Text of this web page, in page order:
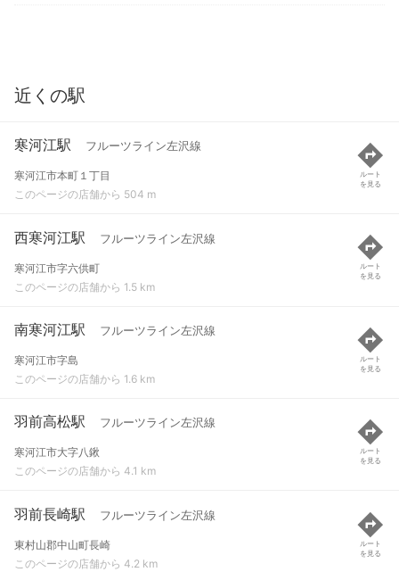
近くの駅
寒河江駅 フルーツライン左沢線
寒河江市本町１丁目
このページの店舗から 504 m
ルート
を見る
西寒河江駅 フルーツライン左沢線
寒河江市字六供町
このページの店舗から 1.5 km
ルート
を見る
南寒河江駅 フルーツライン左沢線
寒河江市字島
このページの店舗から 1.6 km
ルート
を見る
羽前高松駅 フルーツライン左沢線
寒河江市大字八鍬
このページの店舗から 4.1 km
ルート
を見る
羽前長崎駅 フルーツライン左沢線
東村山郡中山町長崎
このページの店舗から 4.2 km
ルート
を見る